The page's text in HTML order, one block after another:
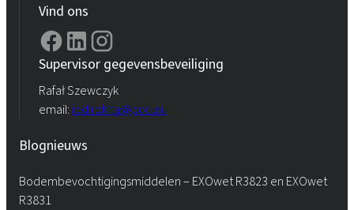
Vind ons
Supervisor gegevensbeveiliging
Rafał Szewczyk
email: iod.rokita@pcc.eu
Blognieuws
Bodembevochtigingsmiddelen – EXOwet R3823 en EXOwet
R3831